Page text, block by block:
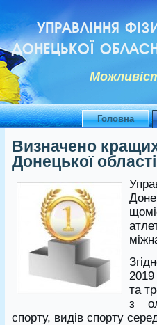
УПРАВЛІННЯ
ДОНЕЦЬКОЇ
Головна
Визначено
Донецької
та
з
спорту, видів спорту